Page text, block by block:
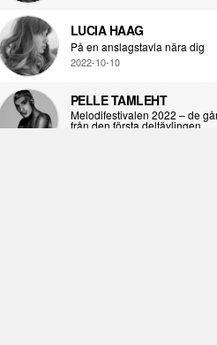
LUCIA HAAG
På en anslagstavla nära dig
2022-10-10
PELLE TAMLEHT
Melodifestivalen 2022 – de
från den första deltävlingen